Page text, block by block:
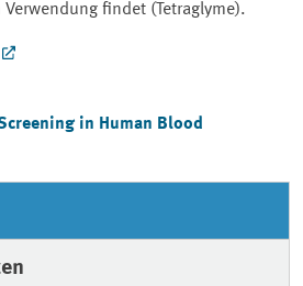
findet (Tetraglyme).
in Human Blood